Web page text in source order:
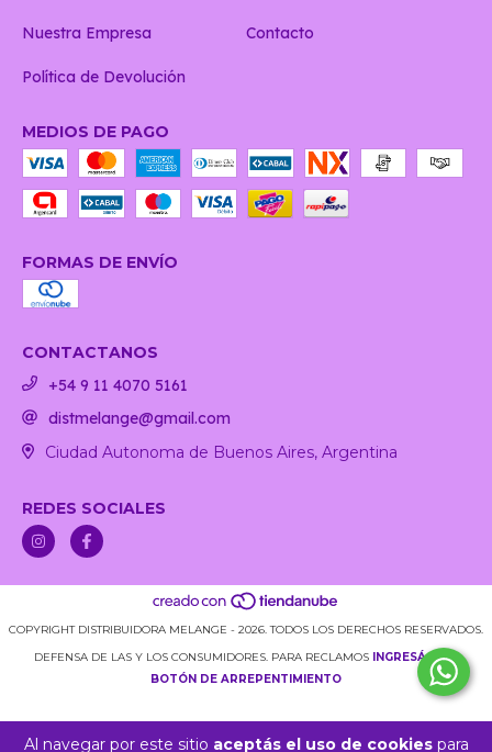
Al navegar por este sitio aceptás el uso de cookiespara
Nuestra Empresa Contacto
Política de Devolución
MEDIOS DE PAGO
FORMAS DE ENVÍO
CONTACTANOS
+54 9 11 4070 5161
distmelange@gmail.com
Ciudad Autonoma de Buenos Aires, Argentina
REDES SOCIALES
COPYRIGHT DISTRIBUIDORA MELANGE - 2026. TODOS LOS DERECHOS RESERVADOS.
DEFENSA DE LAS Y LOS CONSUMIDORES. PARA RECLAMOS
INGRESÁ ACÁ.
BOTÓN DE ARREPENTIMIENTO